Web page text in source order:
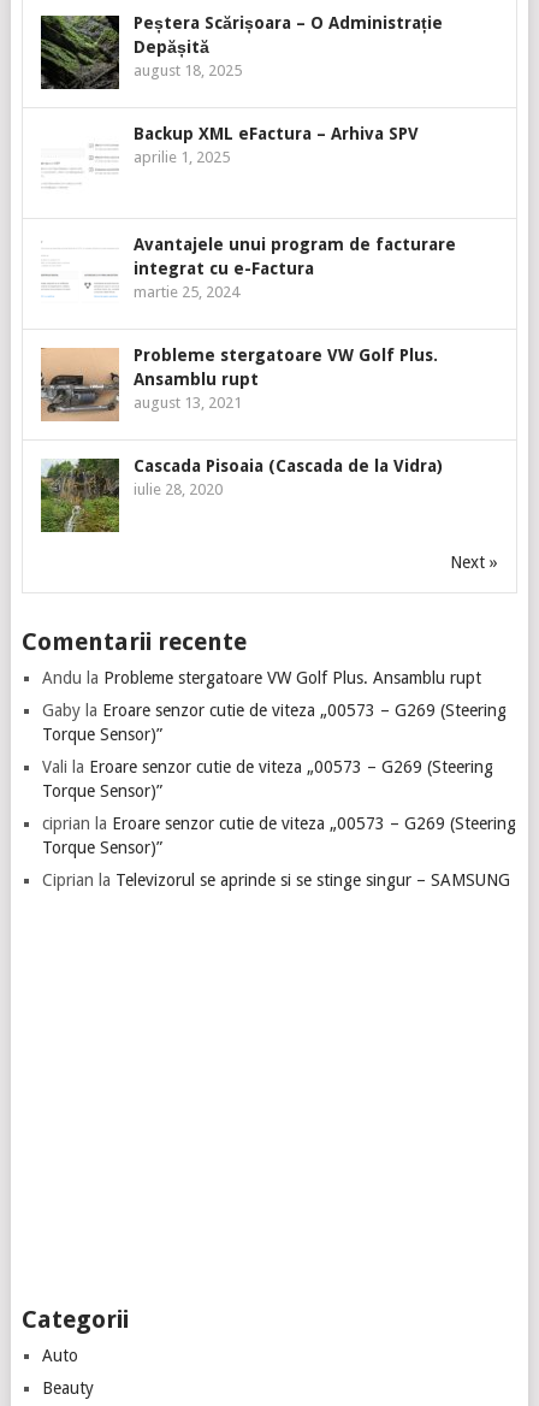
Peștera Scărișoara – O Administrație
Depășită
august 18, 2025
Backup XML eFactura – Arhiva SPV
aprilie 1, 2025
Avantajele unui program de facturare
integrat cu e-Factura
martie 25, 2024
Probleme stergatoare VW Golf Plus.
Ansamblu rupt
august 13, 2021
Cascada Pisoaia (Cascada de la Vidra)
iulie 28, 2020
Next »
Comentarii recente
Andu la Probleme stergatoare VW Golf Plus. Ansamblu rupt
Gabyla Eroare senzor cutie de viteza „00573 – G269 (Steering
Torque Sensor)”
Vali la Eroare senzor cutie de viteza „00573 – G269 (Steering
Torque Sensor)”
ciprian la Eroare senzor cutie de viteza „00573 – G269 (Steering
Torque Sensor)”
Ciprian la Televizorul se aprinde si se stinge singur – SAMSUNG
Categorii
Auto
Beauty